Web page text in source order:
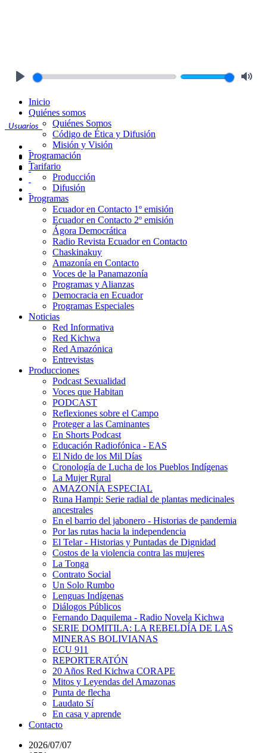
Usuarios
Inicio
Quiénes somos
Quiénes Somos
Código de Ética y Difusión
Misión y Visión
Programación
Tarifario
Producción
Difusión
Programas
Ecuador en Contacto 1º emisión
Ecuador en Contacto 2º emisión
Ágora Democrática
Radio Revista Ecuador en Contacto
Chaskinakuy
Amazonía en Contacto
Voces de la Panamazonía
Programas y Alianzas
Democracia en Ecuador
Programas Especiales
Noticias
Red Informativa
Red Kichwa
Red Amazónica
Entrevistas
Producciones
Podcast Sexualidad
Voces que Habitan
PODCAST
Reflexiones sobre el Campo
Proteger a las Caminantes
En Shorts Podcast
Educación Radiofónica - EAS
El Nido de los Mil Días
Cronología de Lucha de los Pueblos Indígenas
La Mujer Rural
AMAZONÍA ESPECIAL
Runa Hampi: Serie radial de plantas medicinales
ancestrales
En el barrio del jabonero - Historias de pandemia
Por las rutas hacia la independencia
El Telar - Historias y Puntadas de Dignidad
Costos de la violencia contra las mujeres
La Tonga
Contrato Social
Un Solo Rumbo
Lenguas Indígenas
Diálogos Públicos
Fernando Daquilema - Radio Novela Kichwa
SERIE DOMITILA: LA REBELDÍA DE LAS
MINERAS BOLIVIANAS
ECU 911
REPORTERATÓN
20 Años Red Kichwa CORAPE
Mitos y Leyendas del Amazonas
Punta de flecha
Laudato Sí
En casa y aprende
Contacto
2026/07/07